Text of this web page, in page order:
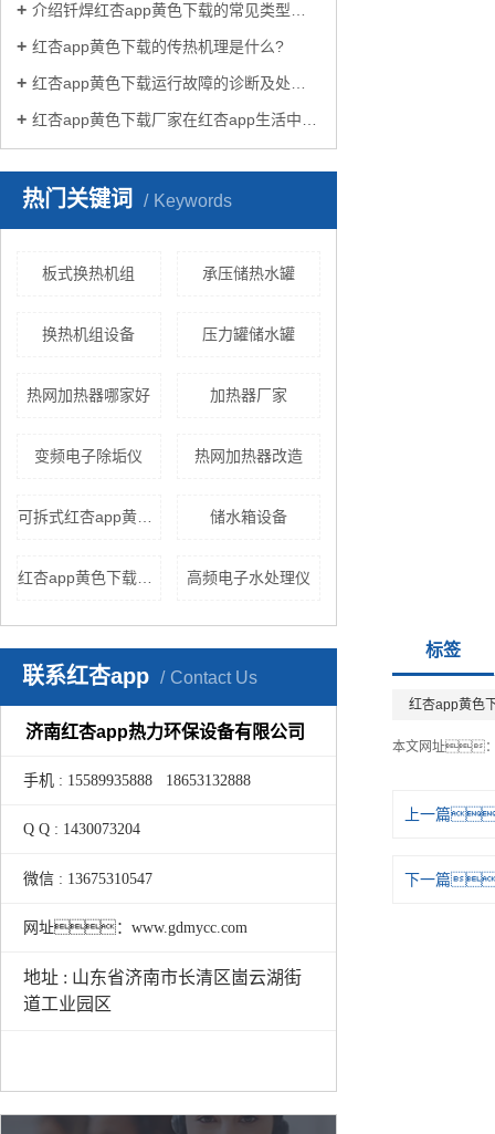
介绍钎焊红杏app黄色下载的常见类型有哪些
红杏app黄色下载的传热机理是什么?
红杏app黄色下载运行故障的诊断及处理方法
红杏app黄色下载厂家在红杏app生活中有哪些作用？
热门关键词 Keywords
板式换热机组 承压储热水罐
换热机组设备 压力罐储水罐
热网加热器哪家好 加热器厂家
变频电子除垢仪 热网加热器改造
储水箱设备
高频电子水处理仪
联系红杏app Contact Us
济南红杏app热力环保设备有限公司
手机 : 15589935888 18653132888
Q Q : 1430073204
微信 : 13675310547
网址：www.gdmycc.com
地址 : 山东省济南市长清区崮云湖街
道工业园区
标签
红杏app黄色
本文网址
上一篇
下一篇